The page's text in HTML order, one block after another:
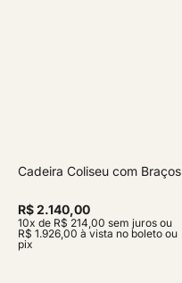
Cadeira Coliseu com Braços
R$ 2.140,00
10x de R$ 214,00 sem juros ou
R$ 1.926,00 à vista no boleto ou
pix